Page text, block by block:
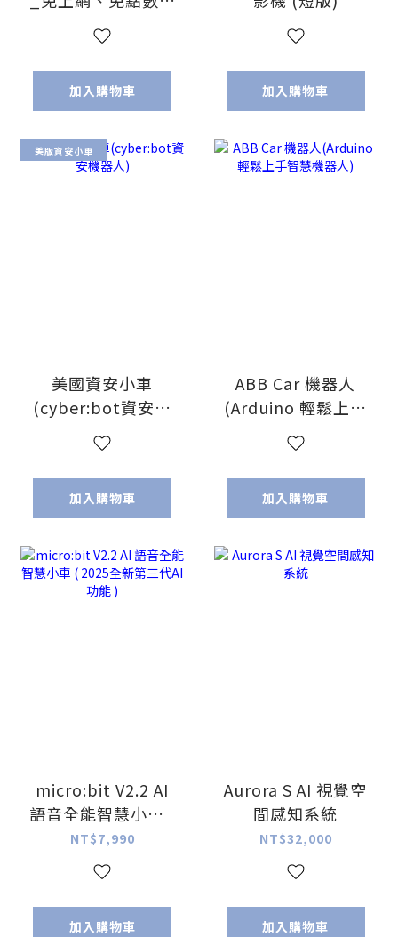
開機即見效 讓您
【班班有AI 生生有
成果】
加入購物車 加入購物車
美版資安小車
美國資安小車
(cyber:bot資安機
器人)
加入購物車
ABB Car 機器人
(Arduino 輕鬆上手
智慧機器人)
加入購物車
micro:bit V2.2 AI
語音全能智慧小車 (
2025全新第三代AI
功能 )
NT$7,990
加入購物車
Aurora S AI 視覺空
間感知系統
NT$32,000
加入購物車